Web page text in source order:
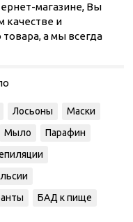
магазине, Вы
качестве и
а мы всегда
Лосьоны
Маски
Мыло
Парафин
БАД к пище